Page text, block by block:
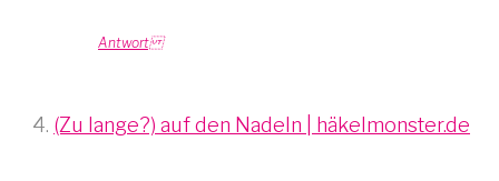
Antwort
(Zu lange?) auf den Nadeln | häkelmonster.de